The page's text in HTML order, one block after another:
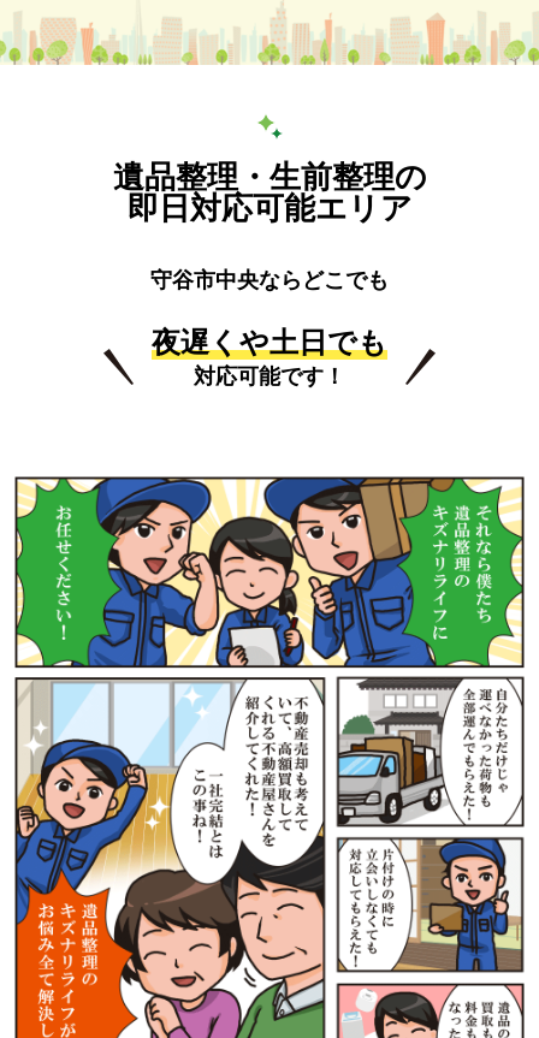
遺品整理・生前整理の
即日対応可能エリア
守谷市中央ならどこでも
夜遅くや土日でも
対応可能です！